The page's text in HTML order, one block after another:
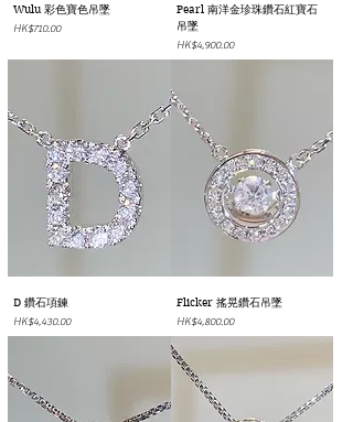
Wulu 彩色寶色吊墜
價格
HK$710.00
Pearl 南洋金珍珠鑽石紅寶石
吊墜
價格
HK$4,900.00
D 鑽石項鍊
價格
HK$4,430.00
Flicker 搖晃鑽石吊墜
價格
HK$4,800.00